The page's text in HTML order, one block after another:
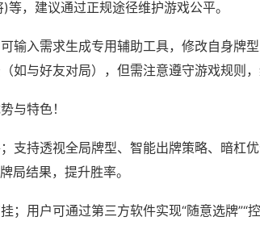
等，建议通过正规途径维护游戏公平。
输入需求生成专用辅助工具，修改自身牌
如与好友对局），但需注意遵守游戏规则，
与特色！
支持透视全局牌型、智能出牌策略、暗杠
局结果，提升胜率。
；用户可通过第三方软件实现“随意选牌”“